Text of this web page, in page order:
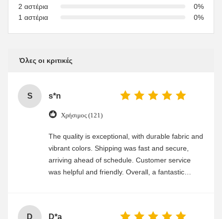
2 αστέρια
0%
1 αστέρια
0%
Όλες οι κριτικές
S s*n
Χρήσιμος (121)
The quality is exceptional, with durable fabric and
vibrant colors. Shipping was fast and secure,
arriving ahead of schedule. Customer service
was helpful and friendly. Overall, a fantastic
D D*a